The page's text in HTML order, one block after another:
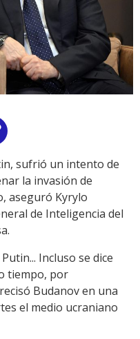
Link
sufrió un intento de
la invasión de
aseguró Kyrylo
de Inteligencia del
Incluso se dice
tiempo, por
Budanov en una
el medio ucraniano